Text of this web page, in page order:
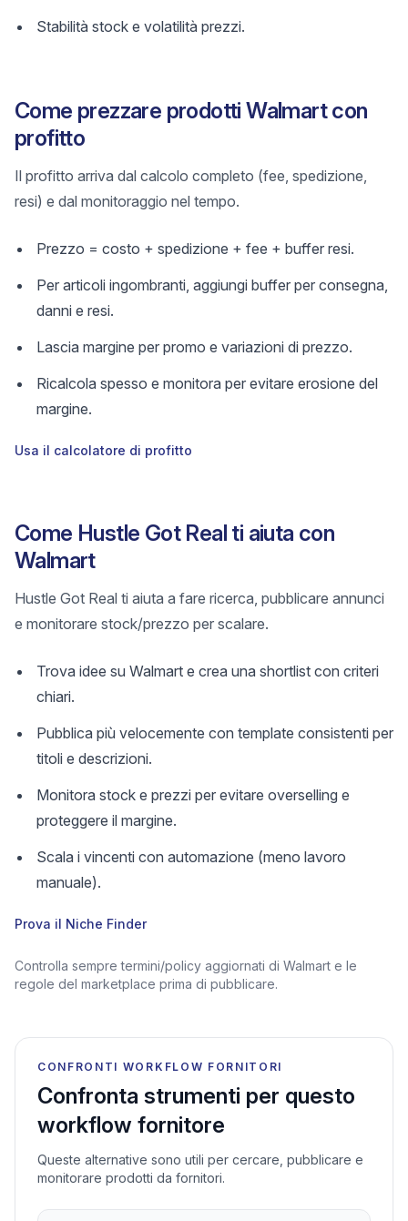
Stabilità stock e volatilità prezzi.
Come prezzare prodotti Walmart con
profitto
Il profitto arriva dal calcolo completo (fee, spedizione,
resi) e dal monitoraggio nel tempo.
Prezzo = costo + spedizione + fee + buffer resi.
Per articoli ingombranti, aggiungi buffer per consegna,
danni e resi.
Lascia margine per promo e variazioni di prezzo.
Ricalcola spesso e monitora per evitare erosione del
margine.
Usa il calcolatore di profitto
Come Hustle Got Real ti aiuta con
Walmart
Hustle Got Real ti aiuta a fare ricerca, pubblicare annunci
e monitorare stock/prezzo per scalare.
Trova idee su Walmart e crea una shortlist con criteri
chiari.
Pubblica più velocemente con template consistenti per
titoli e descrizioni.
Monitora stock e prezzi per evitare overselling e
proteggere il margine.
Scala i vincenti con automazione (meno lavoro
manuale).
Prova il Niche Finder
Controlla sempre termini/policy aggiornati di Walmart e le
regole del marketplace prima di pubblicare.
CONFRONTI WORKFLOW FORNITORI
Confronta strumenti per questo
workflow fornitore
Queste alternative sono utili per cercare, pubblicare e
monitorare prodotti da fornitori.